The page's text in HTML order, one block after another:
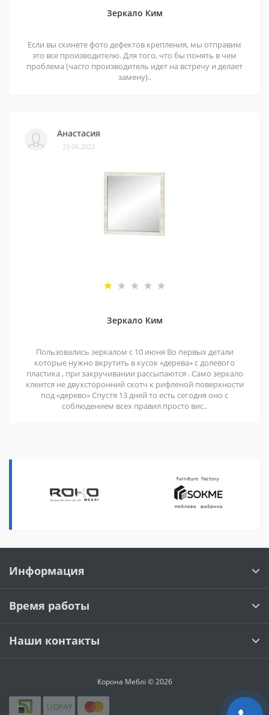
Зеркало Ким
Если вы скинете фото дефектов крепления, мы отправим
это все производителю. Для того, что бы понять в чем
проблема (часто производитель идет на встречу и делает
замену)..
Анастасия
23.06.2023
Зеркало Ким
Пользовались зеркалом с 10 июня Во первых детали
которые нужно вкрутить в кусок «дерева» с долевого
пластика , при закручивании рассыпаются . Само зеркало
клеится не двухсторонний скотч к рифленой поверхности
под «дерево» Спустя 13 дней то есть сегодня оно с
соблюдением всех правил просто вис..
Информация
Время работы
Наши контакты
Корона Меблі © 2026